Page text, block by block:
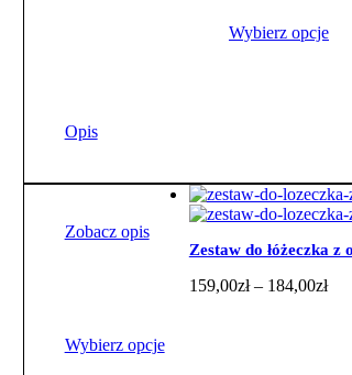
Wybierz opcje
Opcje
wybrać
Opis
Zobacz opis
Zestaw do łóżeczka
159,00zł – 184,00zł
Wybierz opcje